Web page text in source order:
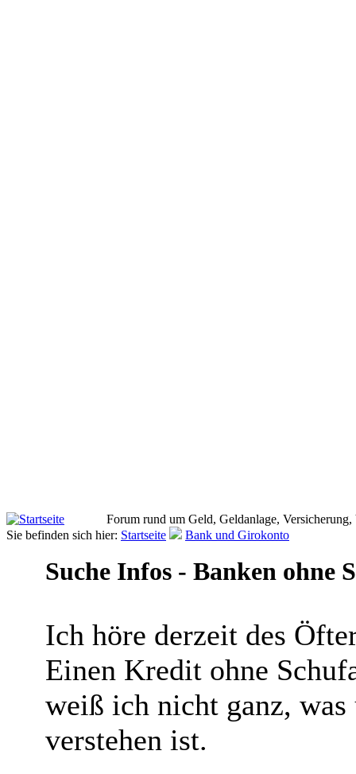
Forum rund um Geld, Geldanlage,
Sie befinden sich hier: Startseite Bank und Girokonto
Suche Infos - Banken ohne
Ich höre derzeit des
Einen Kredit ohne
weiß ich nicht ganz, was
verstehen ist.